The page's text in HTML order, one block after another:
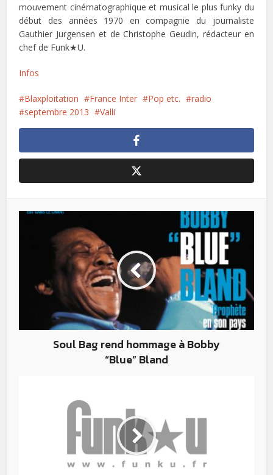
mouvement cinématographique et musical le plus funky du
début des années 1970 en compagnie du journaliste
Gauthier Jurgensen et de Christophe Geudin, rédacteur en
chef de Funk★U.
Infos
Blaxploitation France Inter Pop etc.
radio
septembre 2013
Valli
Soul Bag rend hommage à Bobby
“Blue” Bland